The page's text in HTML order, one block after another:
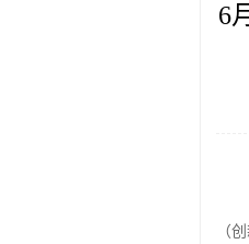
6
（